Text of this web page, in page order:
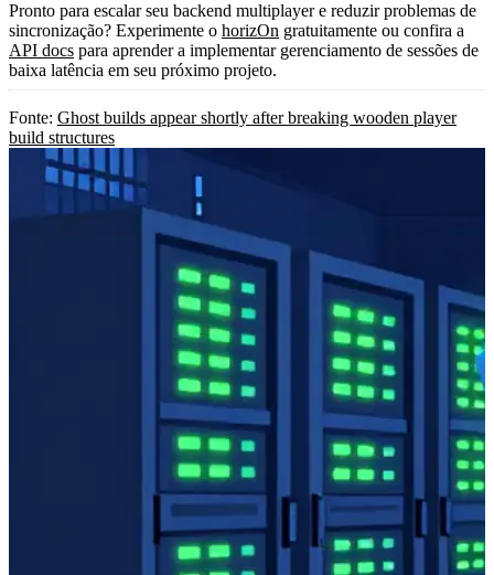
Pronto para escalar seu backend multiplayer e reduzir problemas de
sincronização? Experimente o horizOn gratuitamente ou confira a
API docs para aprender a implementar gerenciamento de sessões de
baixa latência em seu próximo projeto.
Fonte: Ghost builds appear shortly after breaking wooden player
build structures